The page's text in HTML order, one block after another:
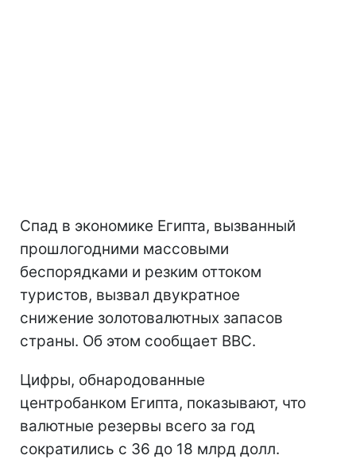
Спад в экономике Египта, вызванный
прошлогодними массовыми
беспорядками и резким оттоком
туристов, вызвал двукратное
снижение золотовалютных запасов
страны. Об этом сообщает BBC.
Цифры, обнародованные
центробанком Египта, показывают, что
валютные резервы всего за год
сократились с 36 до 18 млрд долл.